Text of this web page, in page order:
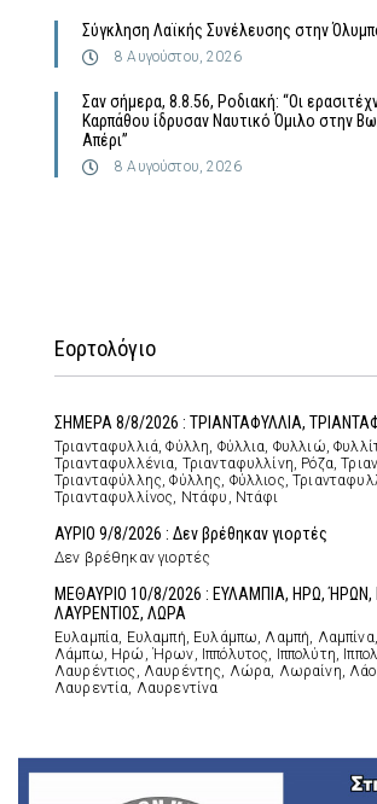
Σύγκληση Λαϊκής Συνέλευσης στην
8 Αυγούστου, 2026
Σαν σήμερα, 8.8.56, Ροδιακή: “Οι
Καρπάθου ίδρυσαν Ναυτικό Όμιλο στην
Απέρι”
8 Αυγούστου, 2026
Εορτολόγιο
ΣΗΜΕΡΑ 8/8/2026 : ΤΡΙΑΝΤΑΦΥΛΛΙΑ,
Τριανταφυλλιά, Φύλλη, Φύλλια, Φυλλιώ,
Τριανταφυλλένια, Τριανταφυλλίνη, Ρόζα,
Τριανταφύλλης, Φύλλης, Φύλλιος,
Τριανταφυλλίνος, Ντάφυ, Ντάφι
ΑΥΡΙΟ 9/8/2026 : Δεν βρέθηκαν γιορτές
Δεν βρέθηκαν γιορτές
ΜΕΘΑΥΡΙΟ 10/8/2026 : ΕΥΛΑΜΠΙΑ, ΗΡΩ, ΉΡΩΝ,
ΛΑΥΡΕΝΤΙΟΣ, ΛΩΡΑ
Ευλαμπία, Ευλαμπή, Ευλάμπω, Λαμπή,
Λάμπω, Ηρώ, Ήρων, Ιππόλυτος, Ιππολύτη,
Λαυρέντιος, Λαυρέντης, Λώρα, Λωραίνη,
Λαυρεντία, Λαυρεντίνα